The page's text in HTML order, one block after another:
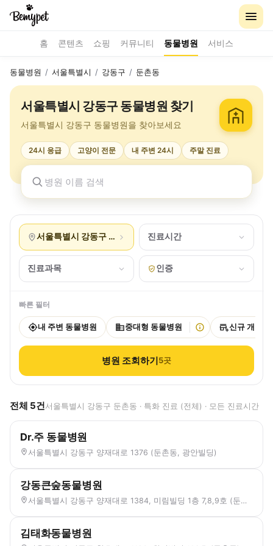
홈 콘텐츠 쇼핑 커뮤니티 동물병원 서비스
동물병원 / 서울특별시 / 강동구 / 둔촌동
서울특별시 강동구 동물병원 찾기
서울특별시 강동구 동물병원을 찾아보세요
24시 응급 고양이 전문 내 주변 24시 주말 진료
서울특별시 강동구 둔촌동 진료시간
진료과목 인증
빠른 필터
내 주변 동물병원 중대형 동물병원 신규 개원
병원 조회하기5곳
전체 5건서울특별시 강동구 둔촌동 · 특화 진료 (전체) · 모든 진료시간
Dr.주 동물병원
서울특별시 강동구 양재대로 1376 (둔촌동, 광안빌딩)
강동큰숲동물병원
서울특별시 강동구 양재대로 1384, 미림빌딩 1층 7,8,9호 (둔촌동)
김태화동물병원